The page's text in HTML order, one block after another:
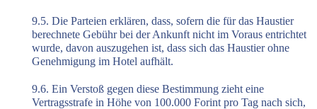
9.5. Die Parteien erklären, dass, sofern die für das Haustier
berechnete Gebühr bei der Ankunft nicht im Voraus entrichtet
wurde, davon auszugehen ist, dass sich das Haustier ohne
Genehmigung im Hotel aufhält.
9.6. Ein Verstoß gegen diese Bestimmung zieht eine
Vertragsstrafe in Höhe von 100.000 Forint pro Tag nach sich,